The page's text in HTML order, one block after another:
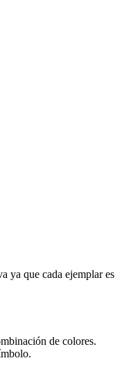
ya que cada ejemplar es
de colores.